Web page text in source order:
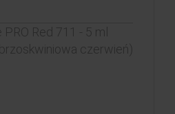
Red 711 - 5 ml
czerwień)